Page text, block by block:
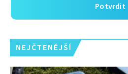
Potvrdit
NEJČTENĚJŠÍ